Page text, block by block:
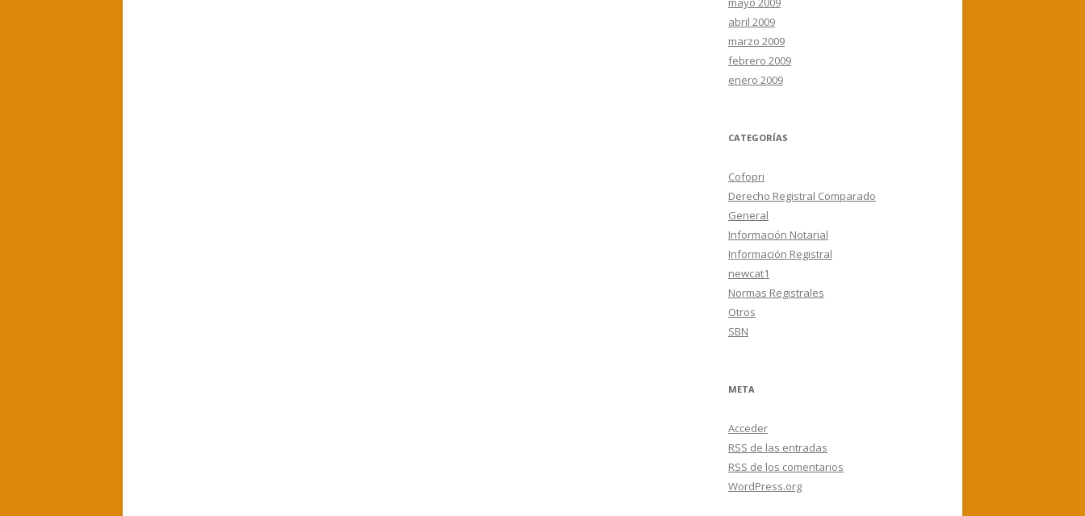
abril 2009
marzo 2009
febrero 2009
enero 2009
CATEGORÍAS
Cofopri
Derecho Registral Comparado
General
Información Notarial
Información Registral
newcat1
Normas Registrales
Otros
SBN
META
Acceder
RSS de las entradas
RSS de los comentarios
WordPress.org